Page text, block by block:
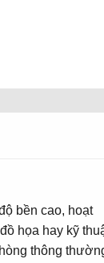
bền cao, hoạt
họa hay kỹ
thông